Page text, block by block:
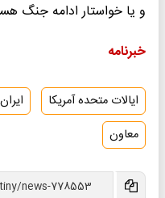
و یا خواستار ادامه جنگ
خبرنامه
ایالات متحده آمریکا ایران
معاون